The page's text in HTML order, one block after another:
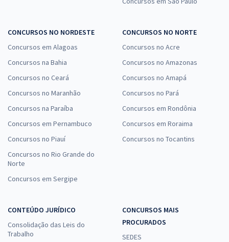
CONCURSOS NO NORDESTE
Concursos em Alagoas
Concursos na Bahia
Concursos no Ceará
Concursos no Maranhão
Concursos na Paraíba
Concursos em Pernambuco
Concursos no Piauí
Concursos no Rio Grande do
Norte
Concursos em Sergipe
CONCURSOS NO NORTE
Concursos no Acre
Concursos no Amazonas
Concursos no Amapá
Concursos no Pará
Concursos em Rondônia
Concursos em Roraima
Concursos no Tocantins
CONTEÚDO JURÍDICO
Consolidação das Leis do
Trabalho
CONCURSOS MAIS
PROCURADOS
SEDES